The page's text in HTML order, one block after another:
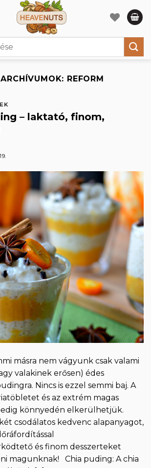
REFORM
– laktató, finom,
másra nem vágyunk csak valami
valakinek erősen) édes
Nincs is ezzel semmi baj. A
és az extrém magas
könnyedén elkerülhetjük.
csodálatos kedvenc alapanyagot,
és finom desszerteket
magunknak! Chia puding: A chia